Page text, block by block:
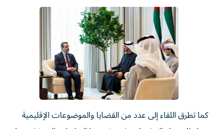
كما تطرق اللقاء إلى عدد من القضايا والموضوعات الإقليمية